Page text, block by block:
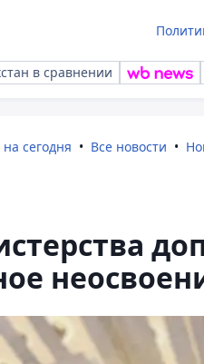
в сравнении
сегодня Все новости